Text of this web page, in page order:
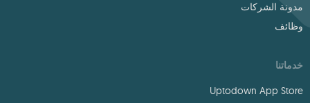
مدونة الشركات
وظائف
خدماتنا
Uptodown App Store